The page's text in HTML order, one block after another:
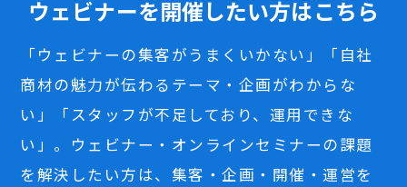
ウェビナーを開催したい方はこちら
「ウェビナーの集客がうまくいかない」「自社
商材の魅力が伝わるテーマ・企画がわからな
い」「スタッフが不足しており、運用できな
い」。ウェビナー・オンラインセミナーの課題
を解決したい方は、集客・企画・開催・運営を